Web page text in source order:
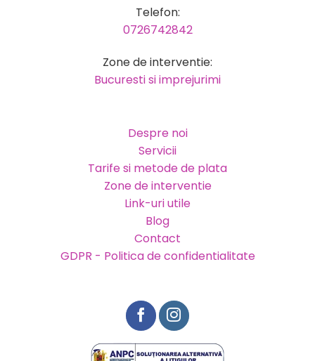
Telefon:
0726742842
Zone de interventie:
Bucuresti si imprejurimi
Despre noi
Servicii
Tarife si metode de plata
Zone de interventie
Link-uri utile
Blog
Contact
GDPR - Politica de confidentialitate